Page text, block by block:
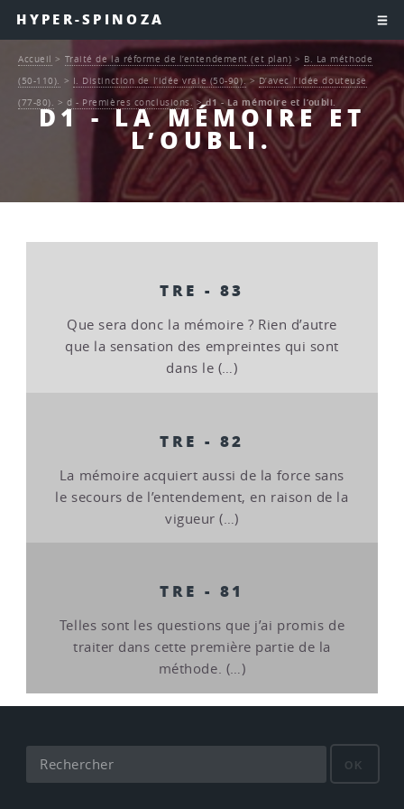
HYPER-SPINOZA
D1 - LA MÉMOIRE ET
L’OUBLI.
Accueil > Traité de la réforme de l’entendement (et plan) > B. La méthode
(50-110). > I. Distinction de l’idée vraie (50-90). > D’avec l’idée douteuse
(77-80). >d - Premières conclusions. >d1 - La mémoire et l’oubli.
TRE - 83
Que sera donc la mémoire ? Rien d’autre
que la sensation des empreintes qui sont
dans le (…)
TRE - 82
La mémoire acquiert aussi de la force sans
le secours de l’entendement, en raison de la
vigueur (…)
TRE - 81
Telles sont les questions que j’ai promis de
traiter dans cette première partie de la
méthode. (…)
OK